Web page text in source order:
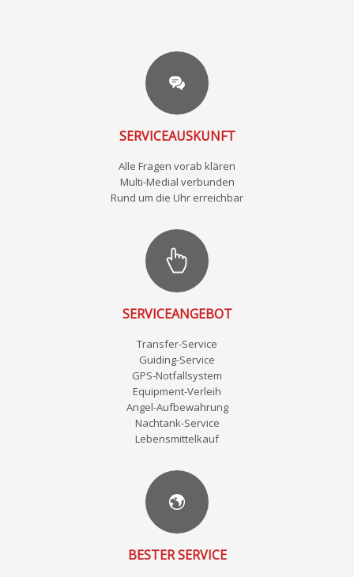
SERVICEAUSKUNFT
Alle Fragen vorab klären
Multi-Medial verbunden
Rund um die Uhr erreichbar
SERVICEANGEBOT
Transfer-Service
Guiding-Service
GPS-Notfallsystem
Equipment-Verleih
Angel-Aufbewahrung
Nachtank-Service
Lebensmittelkauf
BESTER SERVICE